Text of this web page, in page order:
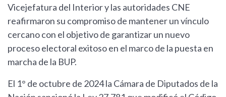
Vicejefatura del Interior y las autoridades CNE
reafirmaron su compromiso de mantener un vínculo
cercano con el objetivo de garantizar un nuevo
proceso electoral exitoso en el marco de la puesta en
marcha de la BUP.
El 1° de octubre de 2024 la Cámara de Diputados de la